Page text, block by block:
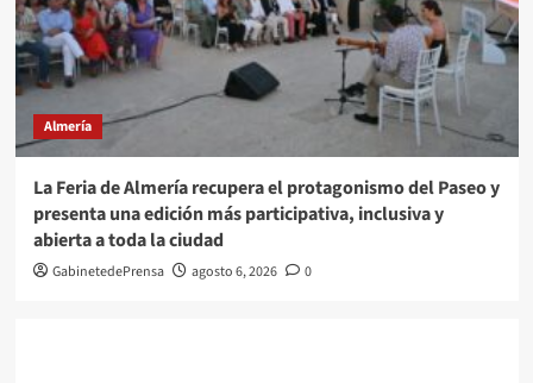
Almería
La Feria de Almería recupera el protagonismo del Paseo y
presenta una edición más participativa, inclusiva y
abierta a toda la ciudad
GabinetedePrensa agosto 6, 2026 0